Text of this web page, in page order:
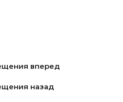
вперед
назад